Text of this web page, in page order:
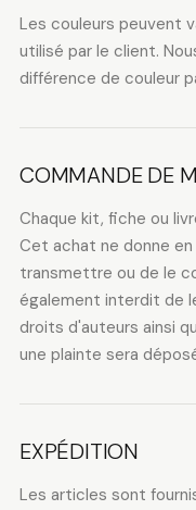
Les couleurs peuvent
utilisé par le client.
différence de couleur
COMMANDE DE
Chaque kit, fiche ou
Cet achat ne donne
transmettre ou de le
également interdit de
droits d'auteurs ainsi
une plainte sera
EXPÉDITION
Les articles sont